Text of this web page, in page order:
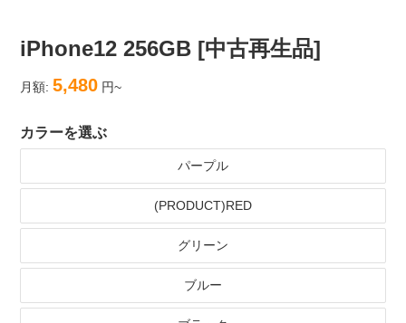
iPhone12 256GB [中古再生品]
月額: 5,480 円~
カラーを選ぶ
パープル
(PRODUCT)RED
グリーン
ブルー